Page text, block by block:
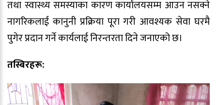
तथा स्वास्थ्य समस्याका कारण कार्यालयसम्म आउन नसक्ने
नागरिकलाई कानुनी प्रक्रिया पूरा गरी आवश्यक सेवा घरमै
पुगेर प्रदान गर्ने कार्यलाई निरन्तरता दिने जनाएको छ।
तस्बिरहरू: